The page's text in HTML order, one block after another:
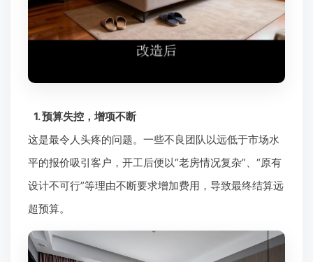
1. 预算失控，增项不断
这是最令人头疼的问题。一些不良团队以远低于市场水
平的报价吸引客户，开工后便以“老房情况复杂”、“原有
设计不可行”等理由不断要求增加费用，导致最终结算远
超预算。